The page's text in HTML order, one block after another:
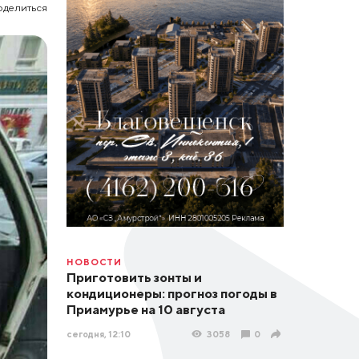
НОВОСТИ
Приготовить зонты и
кондиционеры: прогноз погоды в
Приамурье на 10 августа
сегодня, 12:10 3058 0